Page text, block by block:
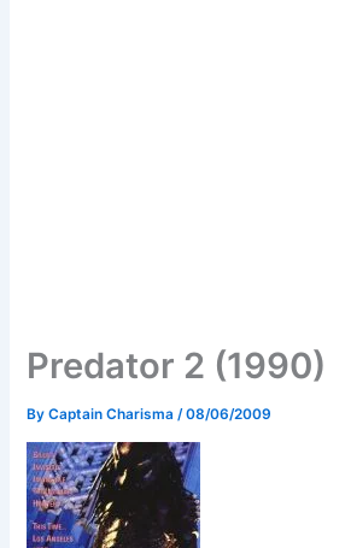
Predator 2 (1990)
ByCaptain Charisma /08/06/2009